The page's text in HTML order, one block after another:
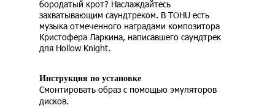
бородатый крот? Наслаждайтесь
захватывающим саундтреком. В TOHU есть
музыка отмеченного наградами композитора
Кристофера Ларкина, написавшего саундтрек
для Hollow Knight.
Инструкция по установке
Смонтировать образ с помощью эмуляторов
дисков.